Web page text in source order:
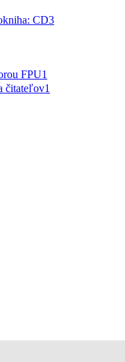
CD3
FPU1
čitateľov1